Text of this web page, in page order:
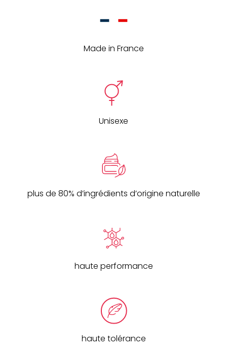
Made in France
Unisexe
plus de 80% d’ingrédients d’origine naturelle
haute performance
haute tolérance